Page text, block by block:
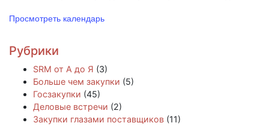
Просмотреть календарь
Рубрики
SRM от А до Я (3)
Больше чем закупки (5)
Госзакупки (45)
Деловые встречи (2)
Закупки глазами поставщиков (11)